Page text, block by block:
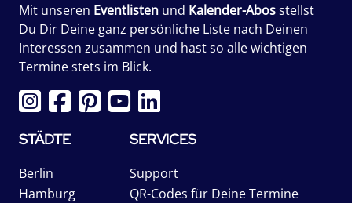
Mit unseren Eventlisten und Kalender-Abosstellst
Du Dir Deine ganz persönliche Liste nach Deinen
Interessen zusammen und hast so alle wichtigen
Termine stets im Blick.
STÄDTE
Berlin
Hamburg
SERVICES
Support
QR-Codes für Deine Termine